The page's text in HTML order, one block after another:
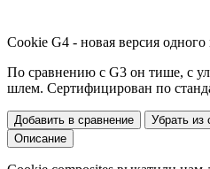
Cookie G4 - новая версия
По сравнению с G3 он тише, с
шлем. Сертифицирован по
Добавить в сравнение
Убрать из
Описание